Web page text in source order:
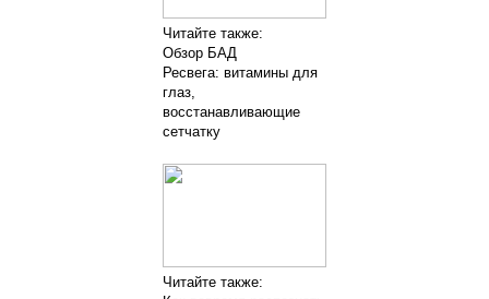
Читайте также:
Обзор БАД
Ресвега: витамины для
глаз,
восстанавливающие
сетчатку
Читайте также: